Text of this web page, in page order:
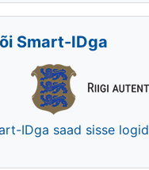
Smart-IDga
IDga saad sisse